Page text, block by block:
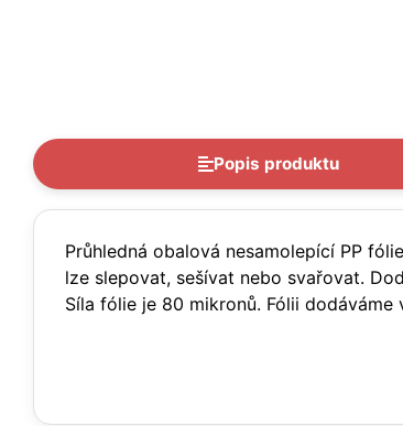
Popis produktu
Průhledná obalová nesamolepící PP
lze slepovat, sešívat nebo svařovat.
Síla fólie je 80 mikronů. Fólii